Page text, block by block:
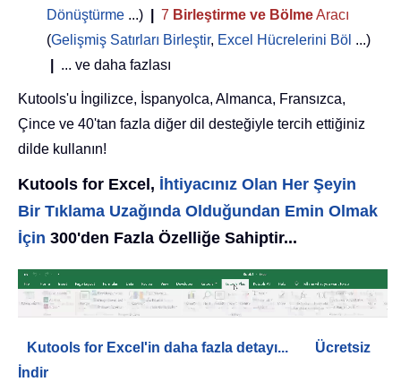
Dönüştürme ...) 7 Birleştirme ve BölmeAracı
(Gelişmiş Satırları Birleştir, Excel Hücrelerini Böl ...)
... ve daha fazlası
Kutools'u İngilizce, İspanyolca, Almanca, Fransızca,
Çince ve 40'tan fazla diğer dil desteğiyle tercih ettiğiniz
dilde kullanın!
Kutools for Excel, İhtiyacınız Olan Her Şeyin
Bir Tıklama Uzağında Olduğundan Emin Olmak
İçin 300'den Fazla Özelliğe Sahiptir...
Kutools for Excel'in daha fazla detayı...
Ücretsiz
İndir